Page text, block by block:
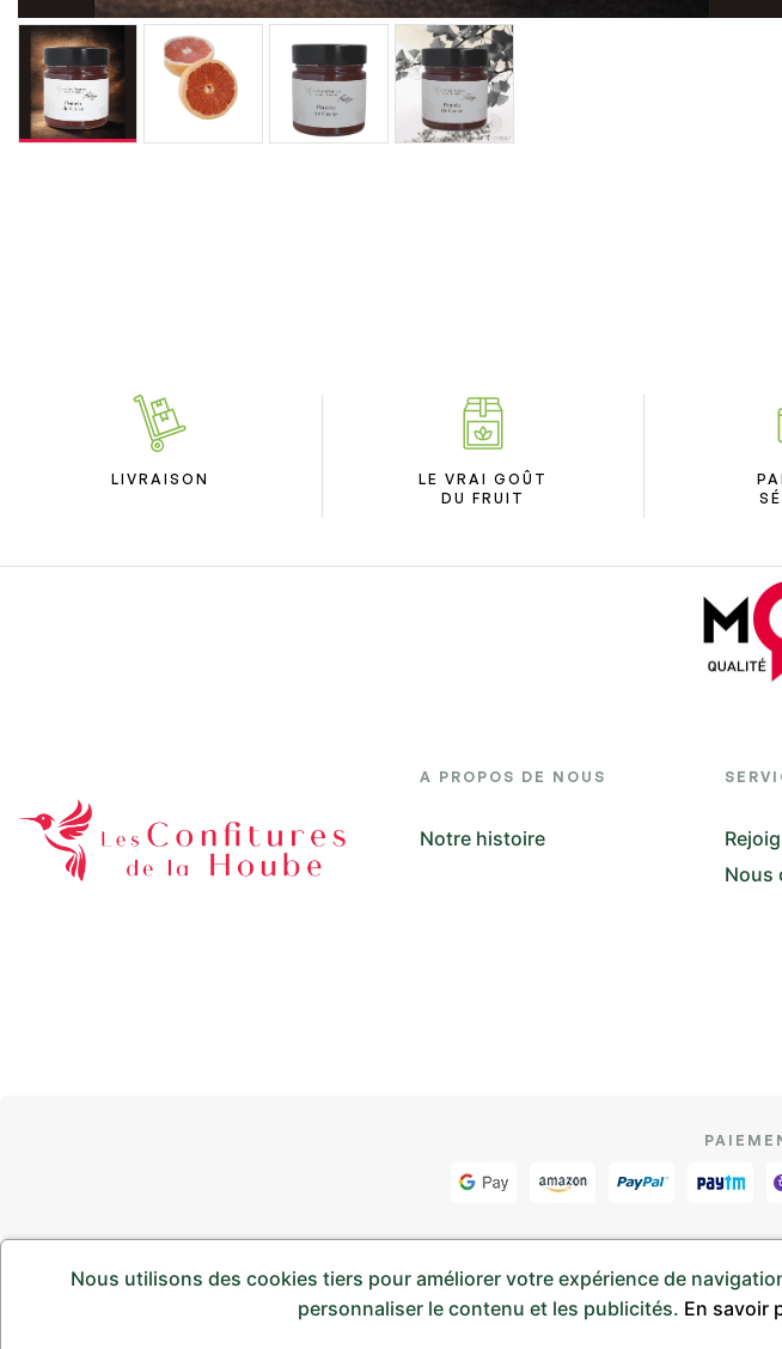
LIVRAISON
LE VRAI GOÛT
DU FRUIT
A PROPOS DE NOUS
Notre histoire
Nous
Copyright © 2024Les Confitures de la Hoube.Tous droits réservés. Site réalisé par
Nous utilisons des cookies tiers pour améliorer votre expérience de
personnaliser le contenu et les publicités. En savoir